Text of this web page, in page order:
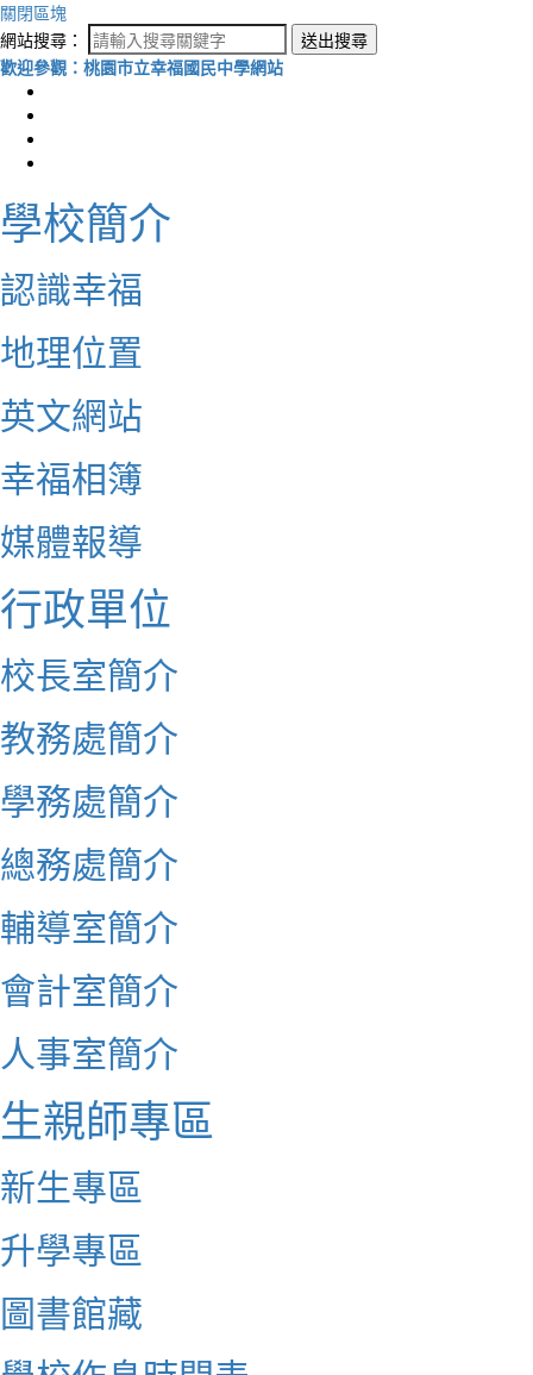
關閉區塊
網站搜尋：
送出搜尋
歡迎參觀：桃園市立幸福國民中學網站
學校簡介
認識幸福
地理位置
英文網站
幸福相簿
媒體報導
行政單位
校長室簡介
教務處簡介
學務處簡介
總務處簡介
輔導室簡介
會計室簡介
人事室簡介
生親師專區
新生專區
升學專區
圖書館藏